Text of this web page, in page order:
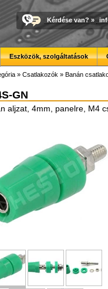
Kérdése van? »
Eszközök, szolgáltatások
» Csatlakozók » Banán
GN
aljzat, 4mm, panelre, M4